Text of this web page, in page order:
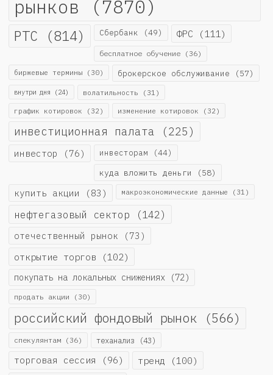
рынков (7870)
РТС (814) Сбербанк (49) ФРС (111)
бесплатное обучение (36)
биржевые термины (30) брокерское обслуживание (57)
внутри дня (24) волатильность (31)
график котировок (32) изменение котировок (32)
инвестиционная палата (225)
инвестор (76) инвесторам (44)
куда вложить деньги (58)
купить акции (83) макроэкономические данные (31)
нефтегазовый сектор (142)
отечественный рынок (73)
открытие торгов (102)
покупать на локальных снижениях (72)
продать акции (30)
российский фондовый рынок (566)
спекулянтам (36) теханализ (43)
торговая сессия (96) тренд (100)